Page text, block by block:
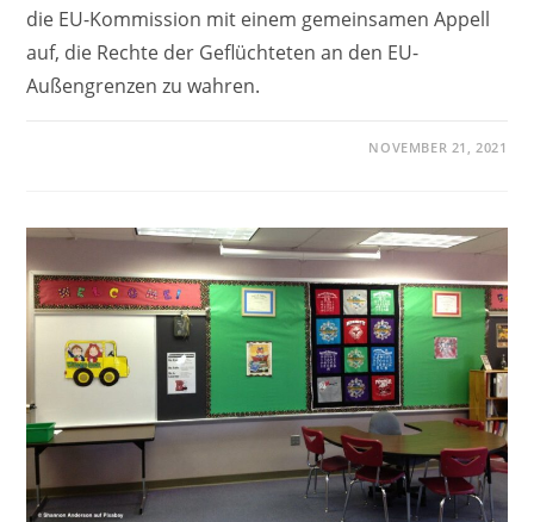
die EU-Kommission mit einem gemeinsamen Appell
auf, die Rechte der Geflüchteten an den EU-
Außengrenzen zu wahren.
NOVEMBER 21, 2021